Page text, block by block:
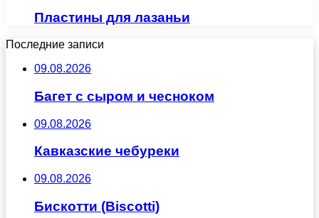
Пластины для лазаньи
Последние записи
09.08.2026
Багет с сыром и чесноком
09.08.2026
Кавказские чебуреки
09.08.2026
Бискотти (Biscotti)